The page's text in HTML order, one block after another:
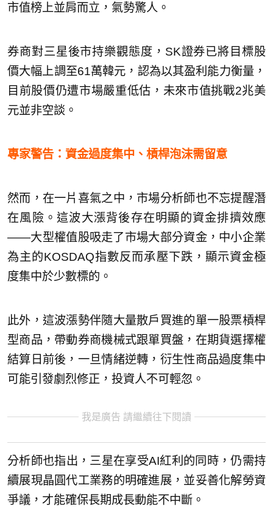
市值榜上並肩而立，氣勢驚人。
券商對三星後市持樂觀態度，SK證券已將目標股
價大幅上調至61萬韓元，認為以其盈利能力衡量，
目前股價仍遭市場嚴重低估，未來市值挑戰2兆美
元並非空談。
專家警告：資金過度集中、槓桿泡沫需留意
然而，在一片喜氣之中，市場分析師也不忘提醒潛
在風險。這波大漲背後存在明顯的資金排擠效應
——大型權值股吸走了市場大部分資金，中小企業
為主的KOSDAQ指數反而承壓下跌，顯示資金極
度集中於少數標的。
此外，這波漲勢伴隨大量散戶買進的單一股票槓桿
型商品，帶動券商機械式跟單買盤，在期貨選擇權
結算日前後，一旦情緒逆轉，衍生性商品過度集中
可能引發劇烈修正，投資人不可輕忽。
我是廣告 請繼續往下閱讀
分析師也指出，三星在享受AI紅利的同時，仍需持
續展現晶圓代工業務的明確進展，並妥善化解勞資
爭議，才能確保長期成長動能不中斷。